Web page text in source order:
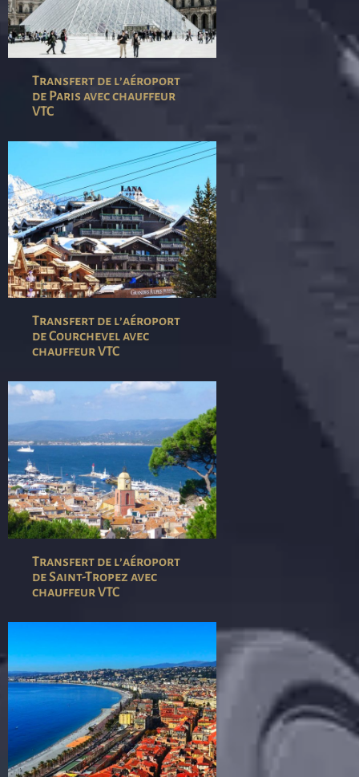
Transfert de l’aéroport
de Paris avec chauffeur
VTC
Transfert de l’aéroport
de Courchevel avec
chauffeur VTC
Transfert de l’aéroport
de Saint-Tropez avec
chauffeur VTC